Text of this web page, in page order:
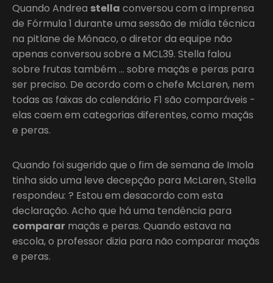
Quando Andrea stella conversou com a imprensa
de Fórmula 1 durante uma sessão de mídia técnica
na pitlane de Mônaco, o diretor da equipe não
apenas conversou sobre a MCL39. Stella falou
sobre frutas também … sobre maçãs e peras para
ser preciso. De acordo com o chefe McLaren, nem
todas as faixas do calendário F1 são comparáveis -
elas caem em categorias diferentes, como maçãs
e peras.
Quando foi sugerido que o fim de semana de Imola
tinha sido uma leve decepção para McLaren, Stella
respondeu: ? Estou em desacordo com esta
declaração. Acho que há uma tendência para
comparar maçãs e peras. Quando estava na
escola, o professor dizia para não comparar maçãs
e peras.